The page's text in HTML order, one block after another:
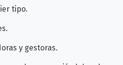
tipo.
y gestoras.